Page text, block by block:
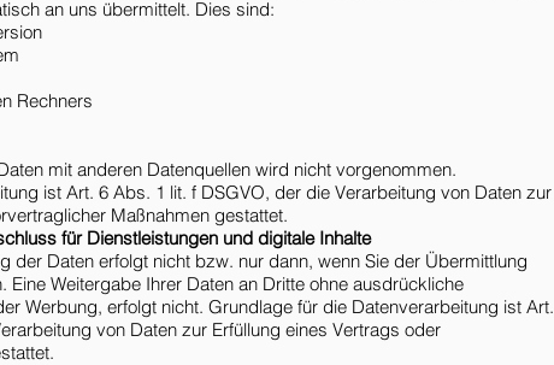
an uns übermittelt. Dies sind:
Rechners
mit anderen Datenquellen wird nicht vorgenommen.
ist Art. 6 Abs. 1 lit. f DSGVO, der die Verarbeitung von Daten zur
Maßnahmen gestattet.
für Dienstleistungen und digitale Inhalte
der Daten erfolgt nicht bzw. nur dann, wenn Sie der Übermittlung
Weitergabe Ihrer Daten an Dritte ohne ausdrückliche
Werbung, erfolgt nicht. Grundlage für die Datenverarbeitung ist Art.
von Daten zur Erfüllung eines Vertrags oder